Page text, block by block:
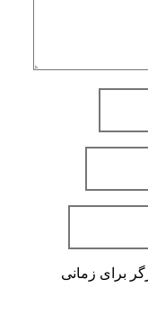
برای زمانی